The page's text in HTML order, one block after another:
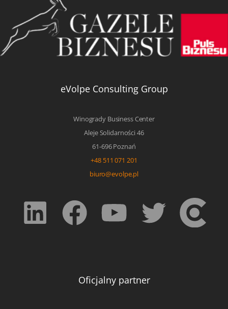
eVolpe Consulting Group
Winogrady Business Center
Aleje Solidarności 46
61-696 Poznań
+48 511 071 201
biuro@evolpe.pl
Oficjalny partner